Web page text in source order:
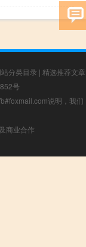
分类目录 | 精选推荐文章
号
说明，我们
商业合作